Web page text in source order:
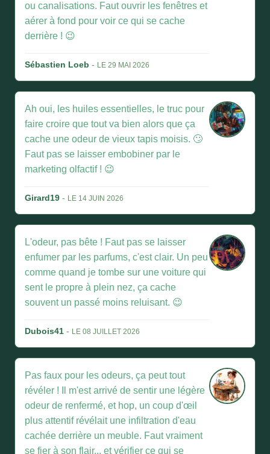
ou canalisations. Faut ouvrir les fenêtres et
aérer à fond pour voir ce qui se cache
derrière ! 😉
Sébastien Loeb - LE 29 MAI 2026
Ah oui, les huiles essentielles, le truc pour
faire croire que tout va bien alors que ça
cache une odeur de vieux tapis moisis. 🙄
Faut pas se laisser embobiner par le
marketing olfactif ! 😉
Girard19 - LE 14 JUIN 2026
L'odeur, pas bête ! Faut pas se laisser
enfumer par les parfums, c'est clair. Un peu
comme quand je tombe sur une voiture qui
sent le propre à plein nez, ça cache
souvent un passé moins reluisant. 😉
Dubois41 - LE 08 JUILLET 2026
Pas faux pour les odeurs, ça peut tout
révéler ! Il m'est arrivé de sentir une légère
odeur de renfermé, et hop, un coup d'œil
plus attentif révélait une infiltration d'eau
cachée derrière un meuble. Faut vraiment
se fier à son flair... et vérifier ce qui se